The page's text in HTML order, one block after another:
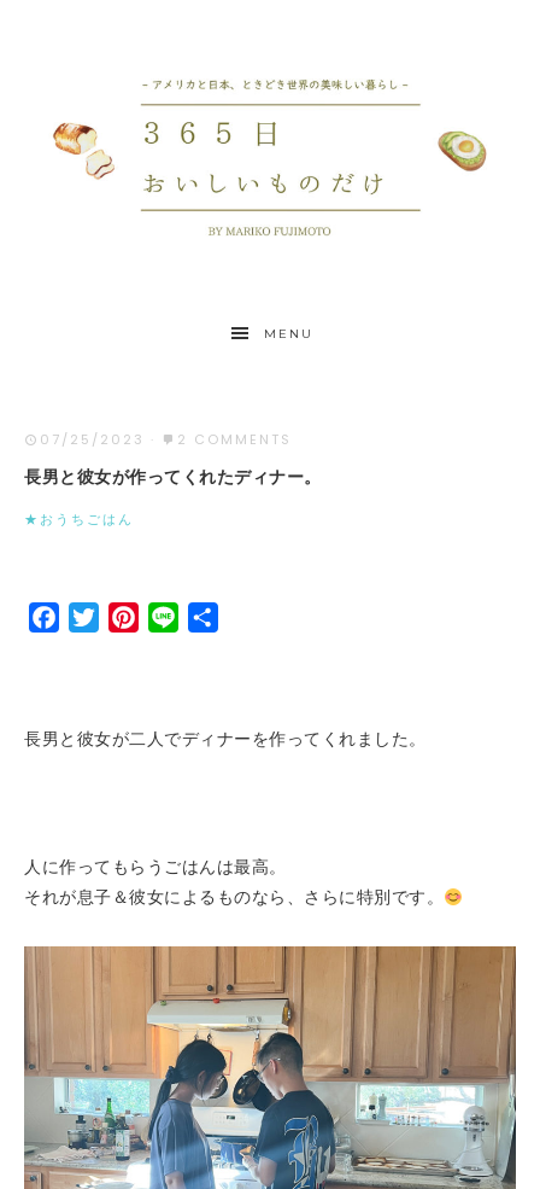
MENU
07/25/2023 ·
2 COMMENTS
長男と彼女が作ってくれたディナー。
★おうちごはん
Facebook
TwitterPinterest
Line
長男と彼女が二人でディナーを作ってくれました。
人に作ってもらうごはんは最高。
それが息子＆彼女によるものなら、さらに特別です。